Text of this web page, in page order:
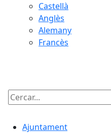
Castellà
Anglès
Alemany
Francès
Cercar:
Ajuntament